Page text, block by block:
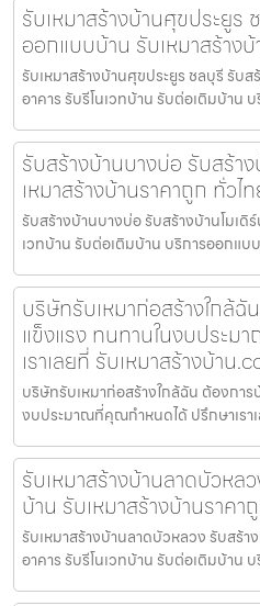
รับเหมาสร้างบ้านศุขประยูร
ออกแบบบ้าน รับเหมาสร้าง
รับเหมาสร้างบ้านศุขประยูร ชลบุรี รับส
อาคาร รับรีโนเวทบ้าน รับต่อเติมบ้าน
รับสร้างบ้านบางบ่อ รับสร้า
เหมาสร้างบ้านราคาถูก ทั่วไ
รับสร้างบ้านบางบ่อ รับสร้างบ้านโมเดิ
เวทบ้าน รับต่อเติมบ้าน บริการออกแบ
บริษัทรับเหมาก่อสร้างใกล้
แข็งแรง ทนทานในงบประ
เราเลยที่ รับเหมาสร้างบ้าน
บริษัทรับเหมาก่อสร้างใกล้ฉัน ต้องกา
งบประมาณที่คุณกำหนดได้ ปรึกษาเรา
รับเหมาสร้างบ้านลาดบัวหล
บ้าน รับเหมาสร้างบ้านราคา
รับเหมาสร้างบ้านลาดบัวหลวง รับสร้า
อาคาร รับรีโนเวทบ้าน รับต่อเติมบ้าน